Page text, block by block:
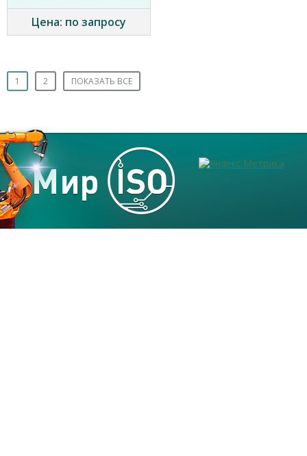
Цена: по запросу
1 2 ПОКАЗАТЬ ВСЕ